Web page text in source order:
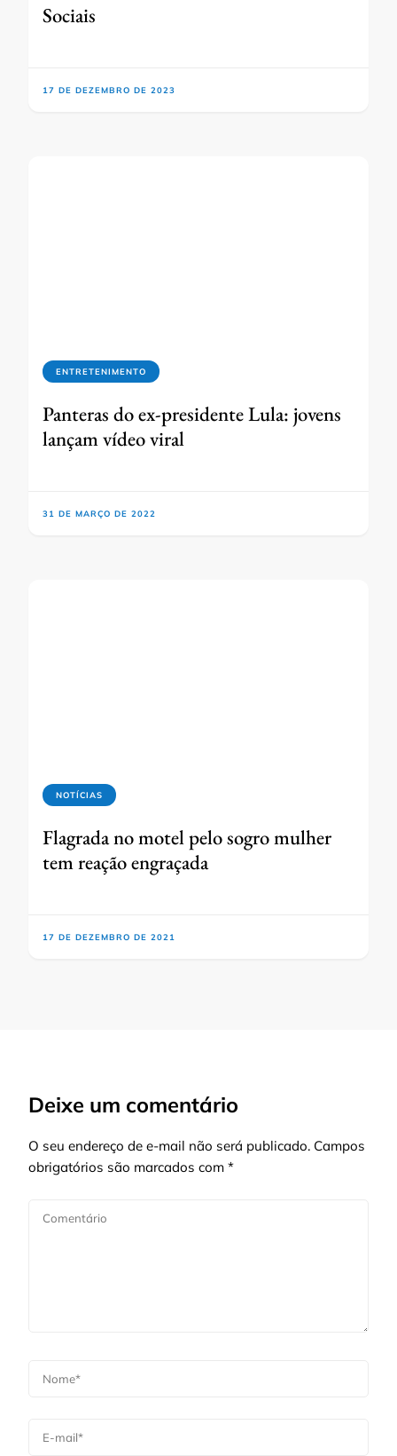
Sociais
17 DE DEZEMBRO DE 2023
ENTRETENIMENTO
Panteras do ex-presidente Lula: jovens
lançam vídeo viral
31 DE MARÇO DE 2022
NOTÍCIAS
Flagrada no motel pelo sogro mulher
tem reação engraçada
17 DE DEZEMBRO DE 2021
Deixe um comentário
O seu endereço de e-mail não será publicado. Campos
obrigatórios são marcados com *